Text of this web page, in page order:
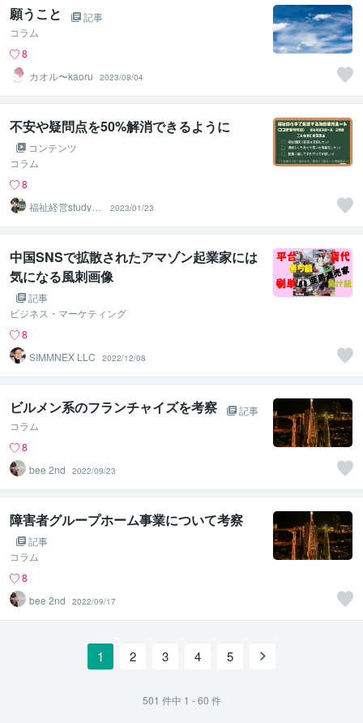
願うこと
記事
コラム
8
カオル〜kaoru
2023/08/04
不安や疑問点を50%解消できるように
コンテンツ
コラム
8
福祉経営studyon
line
2023/01/23
中国SNSで拡散されたアマゾン起業家には
気になる風刺画像
記事
ビジネス・マーケティング
8
SIMMNEX LLC
2022/12/08
ビルメン系のフランチャイズを考察
記事
コラム
8
bee 2nd
2022/09/23
障害者グループホーム事業について考察
記事
コラム
8
bee 2nd
2022/09/17
1 2 3 4 5
501 件中 1 - 60 件